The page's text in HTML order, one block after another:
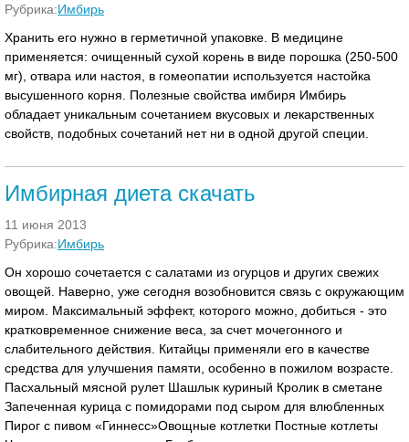
Рубрика:Имбирь
Хранить его нужно в герметичной упаковке. В медицине
применяется: очищенный сухой корень в виде порошка (250-500
мг), отвара или настоя, в гомеопатии используется настойка
высушенного корня. Полезные свойства имбиря Имбирь
обладает уникальным сочетанием вкусовых и лекарственных
свойств, подобных сочетаний нет ни в одной другой специи.
Имбирная диета скачать
11 июня 2013
Рубрика:Имбирь
Он хорошо сочетается с салатами из огурцов и других свежих
овощей. Наверно, уже сегодня возобновится связь с окружающим
миром. Максимальный эффект, которого можно, добиться - это
кратковременное снижение веса, за счет мочегонного и
слабительного действия. Китайцы применяли его в качестве
средства для улучшения памяти, особенно в пожилом возрасте.
Пасхальный мясной рулет Шашлык куриный Кролик в сметане
Запеченная курица с помидорами под сыром для влюбленных
Пирог с пивом «Гиннесс»Овощные котлетки Постные котлеты